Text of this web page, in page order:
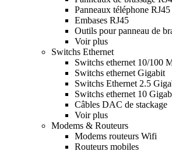
Panneaux téléphone RJ45
Embases RJ45
Outils pour panneau de
Voir plus
Switchs Ethernet
Switchs ethernet 10/100
Switchs ethernet Gigabit
Switchs Ethernet 2.5
Switchs ethernet 10
Câbles DAC de stackage
Voir plus
Modems & Routeurs
Modems routeurs Wifi
Routeurs mobiles